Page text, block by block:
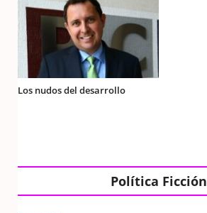
Los nudos del desarrollo
Política Ficción